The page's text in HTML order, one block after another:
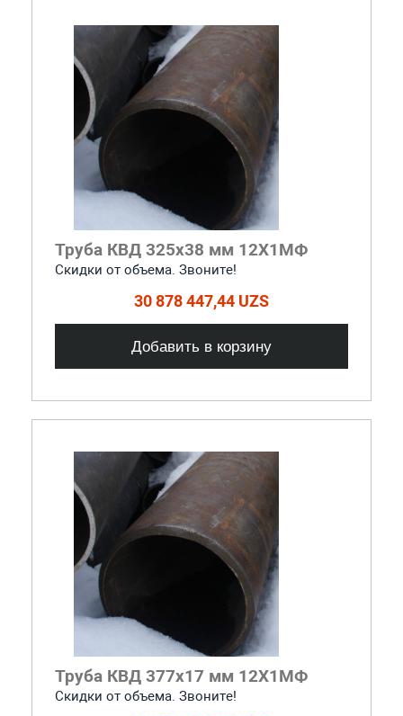
Труба КВД 325х38 мм 12Х1МФ
Скидки от объема. Звоните!
30 878 447,44 UZS
Добавить в корзину
Труба КВД 377х17 мм 12Х1МФ
Скидки от объема. Звоните!